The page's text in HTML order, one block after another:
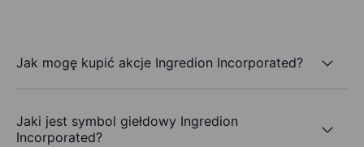
Jak mogę kupić akcje Ingredion Incorporated?
Jaki jest symbol giełdowy Ingredion
Incorporated?